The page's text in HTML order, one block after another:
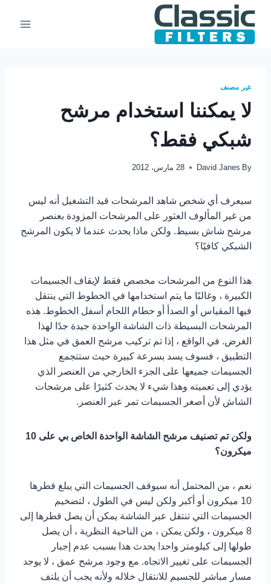
content
غير مصنف
لا يمكننا استخدام مرشح
شبكي فقط؟
By
David Janes 28 مارس، 2012
سيعرف أي شخص شاهد المرشحات قيد التشغيل أنه ليس
من غير المألوف العثور على المرشحات المزودة بعنصر
مرشح شاش بسيط. ولكن ماذا يحدث عندما لا يكون المرشح
الشبكي كافيًا؟
هذا النوع من المرشحات مخصص فقط لإيقاف الجسيمات
الكبيرة ، وغالبًا ما يتم استخدامها في الخطوط التي ينتقل
فيها المقياس أو الصدأ أو حطام اللحام أسفل الخطوط. هذه
المرشحات البسيطة ذات الشاشة الواحدة جيدة جدًا لهذا
الغرض. في الواقع ، إذا تم تركيب مرشح العمق في مثل هذا
التطبيق ، فسوف يسد بسرعة كبيرة حيث ستتجمع
الجسيمات جميعها على الجزء الخارجي من العنصر الذي
يؤدي إلى تعميته وهذا شيء لا يحدث كثيرًا على مرشحات
الشاش لأن أصغر الجسيمات تمر عبر العنصر.
ولكن تم تصنيف مرشح الشاشة الواحدة الخاص بي على 10
ميكرون؟
نعم ، من المحتمل أنه سيوقف الجسيمات التي يبلغ قطرها
10 ميكرون أو أكبر ولكن ليس في الطول ، لتضخيم
الجسيمات التي تنتقل عبر الشاشة يمكن أن يصل قطرها إلى
8 ميكرون ، ولكن يمكن ، من الناحية النظرية ، أن يصل
طولها إلى كيلومتر واحد! يحدث هذا بسبب عدم إجبار
الجسيمات على تغيير الاتجاه. مع وجود مرشح عمق ، لا يوجد
مسار مباشر للجسيم للانتقال خلاله ولأنه يجب أن يلتف